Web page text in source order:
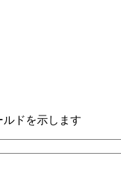
ルドを示します